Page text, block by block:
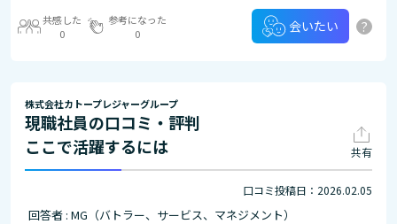
共感した
0
参考になった
0
会いたい ?
株式会社カトープレジャーグループ
現職社員の口コミ・評判
ここで活躍するには
共有
口コミ投稿日：2026.02.05
回答者 : MG（バトラー、サービス、マネジメント）